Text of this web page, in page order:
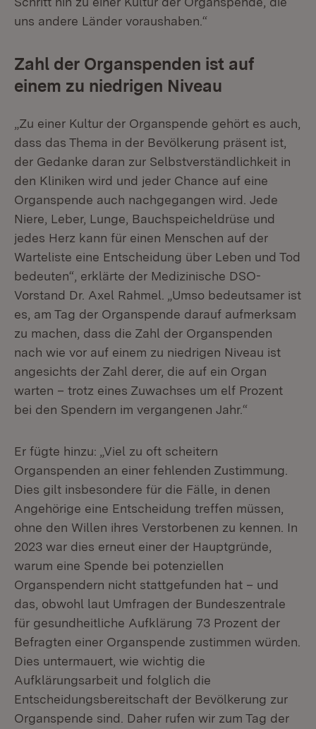
uns andere Länder voraushaben.“
Zahl der Organspenden ist auf
einem zu niedrigen Niveau
„Zu einer Kultur der Organspende gehört es auch,
dass das Thema in der Bevölkerung präsent ist,
der Gedanke daran zur Selbstverständlichkeit in
den Kliniken wird und jeder Chance auf eine
Organspende auch nachgegangen wird. Jede
Niere, Leber, Lunge, Bauchspeicheldrüse und
jedes Herz kann für einen Menschen auf der
Warteliste eine Entscheidung über Leben und Tod
bedeuten“, erklärte der Medizinische DSO-
Vorstand Dr. Axel Rahmel. „Umso bedeutsamer ist
es, am Tag der Organspende darauf aufmerksam
zu machen, dass die Zahl der Organspenden
nach wie vor auf einem zu niedrigen Niveau ist
angesichts der Zahl derer, die auf ein Organ
warten – trotz eines Zuwachses um elf Prozent
bei den Spendern im vergangenen Jahr.“
Er fügte hinzu: „Viel zu oft scheitern
Organspenden an einer fehlenden Zustimmung.
Dies gilt insbesondere für die Fälle, in denen
Angehörige eine Entscheidung treffen müssen,
ohne den Willen ihres Verstorbenen zu kennen. In
2023 war dies erneut einer der Hauptgründe,
warum eine Spende bei potenziellen
Organspendern nicht stattgefunden hat – und
das, obwohl laut Umfragen der Bundeszentrale
für gesundheitliche Aufklärung 73 Prozent der
Befragten einer Organspende zustimmen würden.
Dies untermauert, wie wichtig die
Aufklärungsarbeit und folglich die
Entscheidungsbereitschaft der Bevölkerung zur
Organspende sind. Daher rufen wir zum Tag der